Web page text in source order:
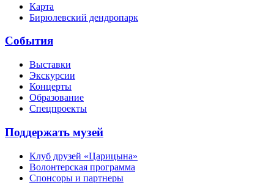
Карта
Бирюлевский дендропарк
События
Выставки
Экскурсии
Концерты
Образование
Спецпроекты
Поддержать музей
Клуб друзей «Царицына»
Волонтерская программа
Спонсоры и партнеры